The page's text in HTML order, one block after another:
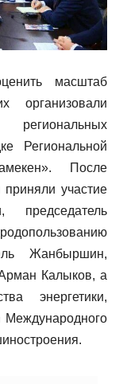
масштаб
организовали
Региональной
После
участие
председатель
Жанбыршин,
Калыков, а
энергетики,
Международного